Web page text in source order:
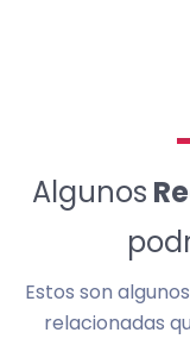
Algunos
Estos son algunos
relacionadas